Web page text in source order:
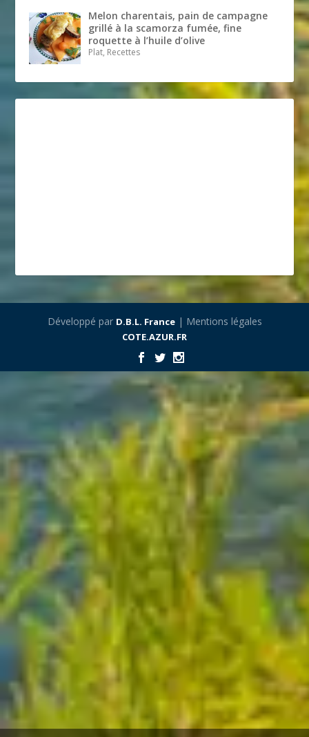
Melon charentais, pain de campagne
grillé à la scamorza fumée, fine
roquette à l’huile d’olive
Plat, Recettes
Développé par D.B.L. France| Mentions légales
COTE.AZUR.FR